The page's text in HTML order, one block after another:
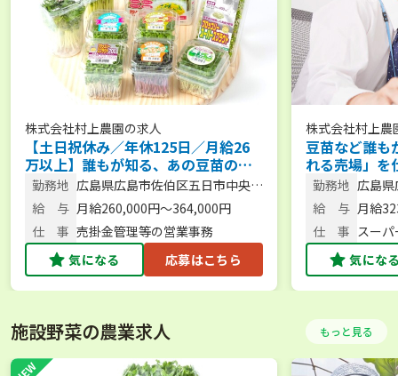
株式会社村上農園の求人
【土日祝休み／年休125日／月給26
万以上】誰もが知る、あの豆苗の会
社です！113億企業の成長を支える営
業事務
勤務地 広島県広島市佐伯区五日市中央4-
16-1
給 与 月給260,000円～364,000円
仕 事 売掛金管理等の営業事務
気になる
応募はこちら
株式会社村上農
豆苗など誰も
れる売場」を
販店営業【
給32万円以
勤務地 広島
16-1
給 与 月給
仕 事 スー
業／
気にな
施設野菜の農業求人 もっと見る